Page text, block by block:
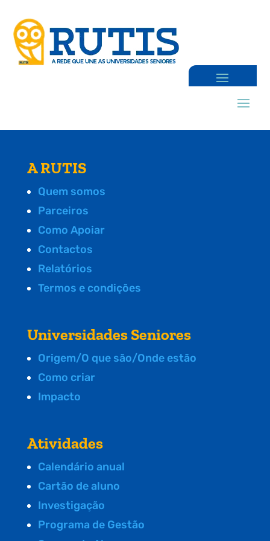
A RUTIS
Quem somos
Parceiros
Como Apoiar
Contactos
Relatórios
Termos e condições
Universidades Seniores
Origem/O que são/Onde estão
Como criar
Impacto
Atividades
Calendário anual
Cartão de aluno
Investigação
Programa de Gestão